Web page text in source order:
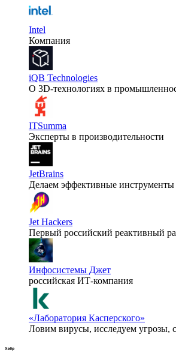
Intel
Компания
iQB Technologies
О 3D-технологиях в
ITSumma
Эксперты в производительности
JetBrains
Делаем эффективные инструменты
Jet Hackers
Первый российский реактивный
Инфосистемы Джет
российская ИТ-компания
«Лаборатория Касперского»
Ловим вирусы, исследуем угрозы,